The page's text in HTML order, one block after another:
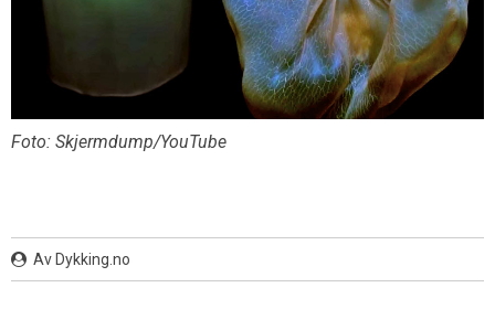
Foto: Skjermdump/YouTube
Av Dykking.no